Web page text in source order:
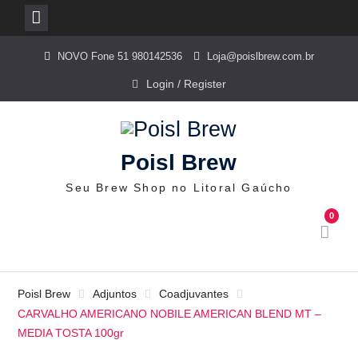
NOVO Fone 51 980142536 Loja@poislbrew.com.br
Login / Register
Poisl Brew
Seu Brew Shop no Litoral Gaúcho
0
Poisl Brew Adjuntos
Coadjuvantes
CARVALHO AMERICANO NOBILE AMERICAN BLEND MT –
MEDIA TOSTA 100gr